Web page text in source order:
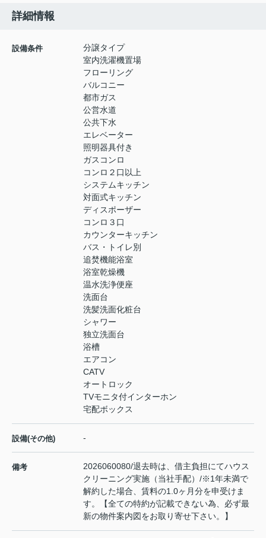
詳細情報
設備条件
分譲タイプ
室内洗濯機置場
フローリング
バルコニー
都市ガス
公営水道
公共下水
エレベーター
照明器具付き
ガスコンロ
コンロ２口以上
システムキッチン
対面式キッチン
ディスポーザー
コンロ３口
カウンターキッチン
バス・トイレ別
追焚機能浴室
浴室乾燥機
温水洗浄便座
洗面台
洗髪洗面化粧台
シャワー
独立洗面台
浴槽
エアコン
CATV
オートロック
TVモニタ付インターホン
宅配ボックス
設備(その他) -
備考
2026060080/退去時は、借主負担にてハウス
クリーニング実施（当社手配）/※1年未満で
解約した場合、賃料の1.0ヶ月分を申受けま
す。【全ての特約が記載できない為、必ず最
新の物件案内図をお取り寄せ下さい。】